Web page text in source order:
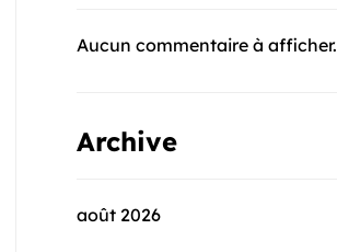
Aucun commentaire à afficher.
Archive
août 2026